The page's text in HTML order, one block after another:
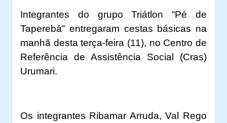
Integrantes do grupo Triátlon “Pé de
Taperebá” entregaram cestas básicas na
manhã desta terça-feira (11), no Centro de
Referência de Assistência Social (Cras)
Urumari.
Os integrantes Ribamar Arruda, Val Rego